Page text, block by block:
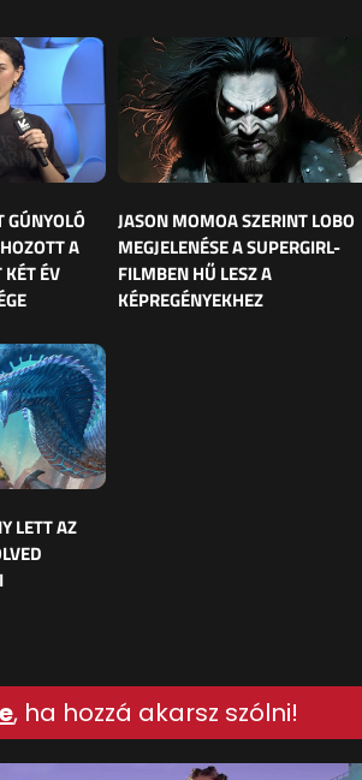
GÚNYOLÓ
A
ÉV
JASON MOMOA SZERINT LOBO
MEGJELENÉSE A SUPERGIRL-
FILMBEN HŰ LESZ A
KÉPREGÉNYEKHEZ
LETT AZ
, ha hozzá akarsz szólni!